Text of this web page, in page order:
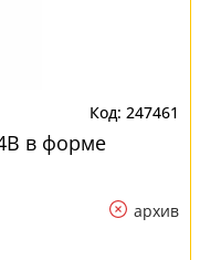
247461
в форме
архив